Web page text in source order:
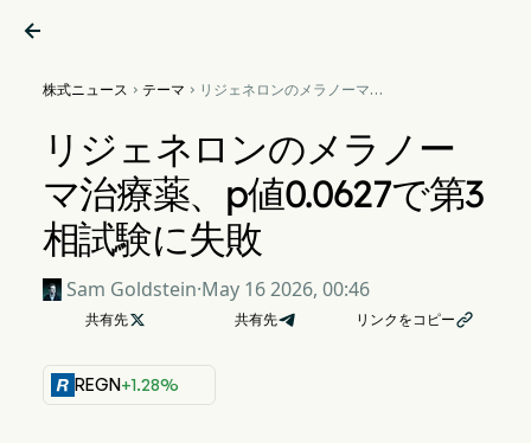

株式ニュース  テーマ  リジェネロンのメラノーマ治
リジェネロンのメラノー
マ治療薬、p値0.0627で第3
相試験に失敗
Sam Goldstein·May 16 2026, 00:46
共有先 共有先 リンクをコピー
REGN+1.28%